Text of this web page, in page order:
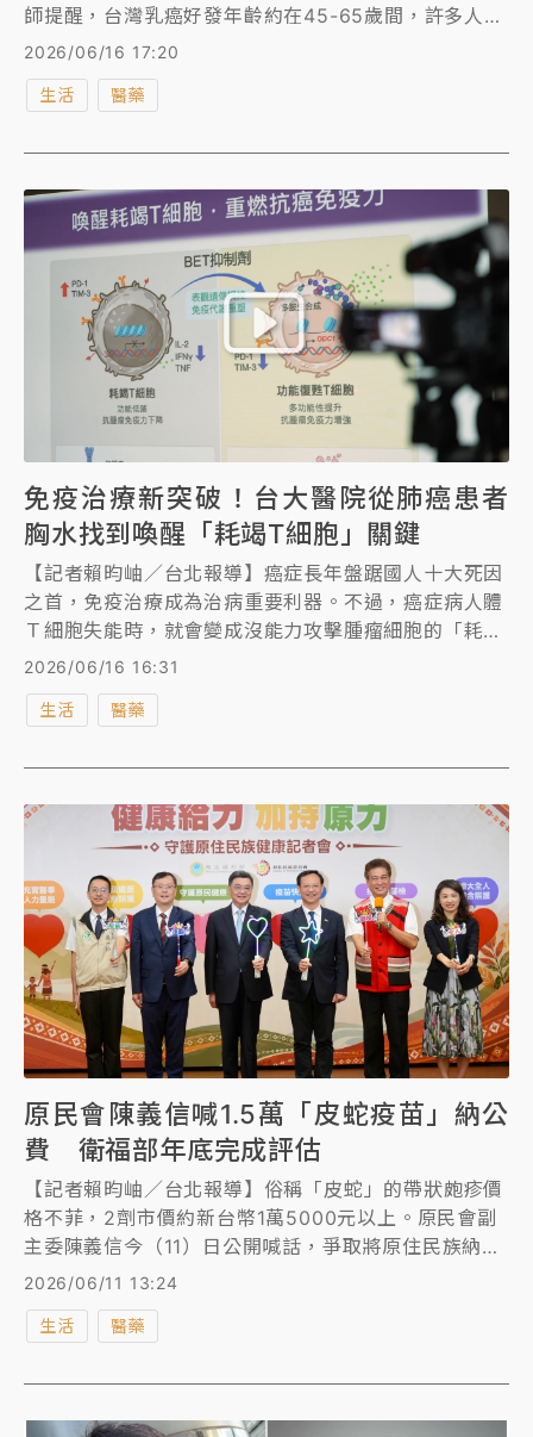
師提醒，台灣乳癌好發年齡約在45-65歲間，許多人以
為熬過5年就能「畢業」，但其實有高達5成復發，是發
2026/06/16 17:20
生活 醫藥
免疫治療新突破！台大醫院從肺癌患者
胸水找到喚醒「耗竭T細胞」關鍵
【記者賴昀岫／台北報導】癌症長年盤踞國人十大死因
之首，免疫治療成為治病重要利器。不過，癌症病人體
Ｔ細胞失能時，就會變成沒能力攻擊腫瘤細胞的「耗竭
T細胞」，台大醫院團隊分析肺癌病人原本要丟棄的胸
腔積水，進一步發現原本主要用於血癌、淋巴癌等少數
癌症的「BET抑制劑」，可以改善Ｔ細胞代謝功能，甚
療效。
2026/06/16 16:31
生活 醫藥
原民會陳義信喊1.5萬「皮蛇疫苗」納公
費 衛福部年底完成評估
【記者賴昀岫／台北報導】俗稱「皮蛇」的帶狀皰疹價
格不菲，2劑市價約新台幣1萬5000元以上。原民會副
主委陳義信今（11）日公開喊話，爭取將原住民族納入
公費對象。衛福部長石崇良表示，雖從公衛角度不具傳
估，預計年底會有結果。
2026/06/11 13:24
生活 醫藥